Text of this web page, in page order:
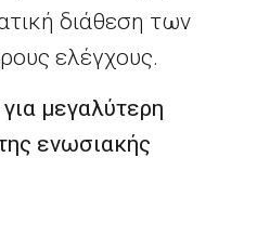
διάθεση των
ελέγχους.
μεγαλύτερη
ενωσιακής